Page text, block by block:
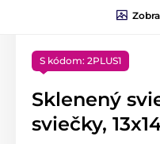
S kódom: 2PLUS1
Sklenený
sviečky,